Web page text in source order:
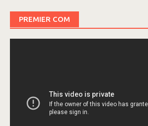
PREMIER COM